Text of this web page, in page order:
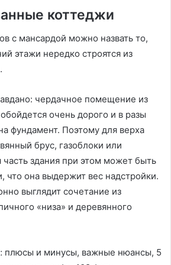
коттеджи
с мансардой можно назвать то,
этажи нередко строятся из
чердачное помещение из
очень дорого и в разы
фундамент. Поэтому для верха
брус, газоблоки или
здания при этом может быть
что она выдержит вес надстройки.
выглядит сочетание из
«низа» и деревянного